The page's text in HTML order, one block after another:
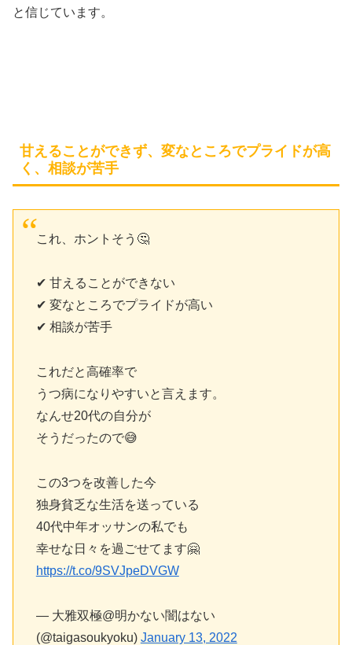
と信じています。
甘えることができず、変なところでプライドが高
く、相談が苦手
これ、ホントそう🤔
✔︎ 甘えることができない
✔︎ 変なところでプライドが高い
✔︎ 相談が苦手
これだと高確率で
うつ病になりやすいと言えます。
なんせ20代の自分が
そうだったので😅
この3つを改善した今
独身貧乏な生活を送っている
40代中年オッサンの私でも
幸せな日々を過ごせてます🤗
https://t.co/9SVJpeDVGW
— 大雅双極@明かない闇はない
(@taigasoukyoku) January 13, 2022